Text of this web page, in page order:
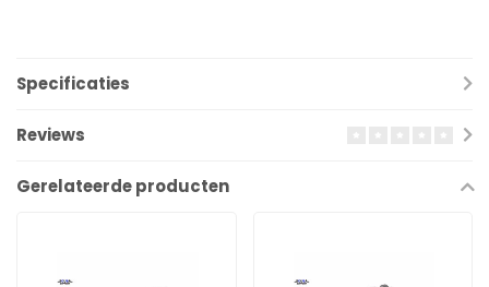
Specificaties
Reviews
Gerelateerde producten